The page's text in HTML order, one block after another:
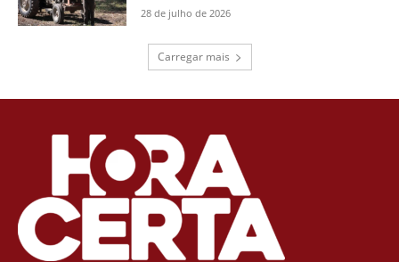
28 de julho de 2026
Carregar mais